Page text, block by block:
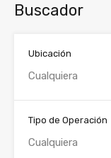
Buscador
Ubicación
Cualquiera
Tipo de Operación
Cualquiera